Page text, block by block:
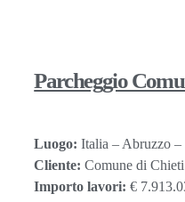
Parcheggio
Luogo:Italia – Abruzzo –
Cliente:Comune di Chieti
Importo lavori:€